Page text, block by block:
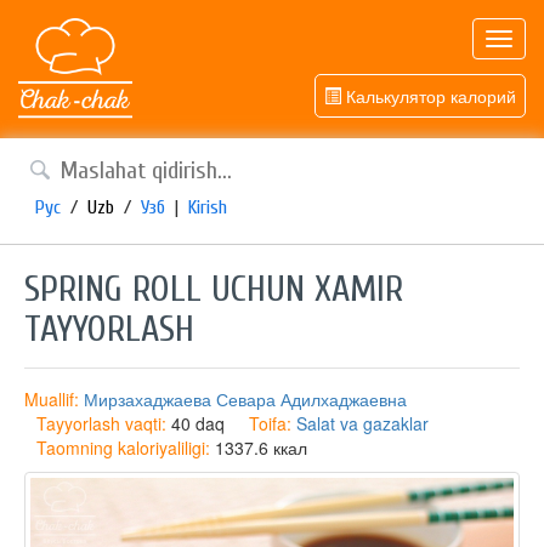
Калькулятор калорий
Рус / Uzb / Узб | Kirish
​SPRING ROLL UCHUN XAMIR
TAYYORLASH
Muallif: Мирзахаджаева Севара Адилхаджаевна
Tayyorlash vaqti: 40 daq Toifa: Salat va gazaklar
Taomning kaloriyaliligi: 1337.6 ккал